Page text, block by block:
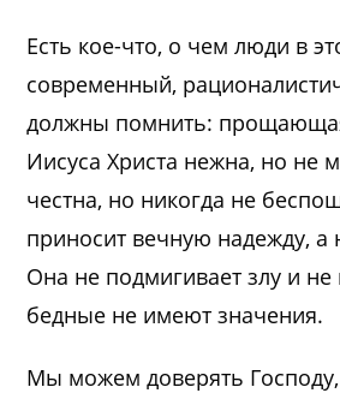
Есть кое-что, о чем люди в
современный,
должны помнить:
Иисуса Христа нежна, но не
честна, но никогда не
приносит вечную надежду, а
Она не подмигивает злу и не
бедные не имеют значения.
Мы можем доверять